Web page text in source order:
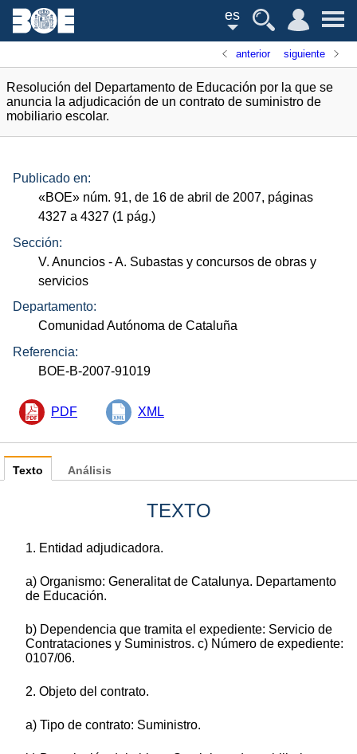
es
anterior siguiente
Resolución del Departamento de Educación por la que se
anuncia la adjudicación de un contrato de suministro de
mobiliario escolar.
Publicado en:
«BOE» núm. 91, de 16 de abril de 2007, páginas
4327 a 4327 (1 pág.)
Sección:
V. Anuncios - A. Subastas y concursos de obras y
servicios
Departamento:
Comunidad Autónoma de Cataluña
Referencia:
BOE-B-2007-91019
PDF XML
Texto
TEXTO
1. Entidad adjudicadora.
a) Organismo: Generalitat de Catalunya. Departamento
de Educación.
b) Dependencia que tramita el expediente: Servicio de
Contrataciones y Suministros. c) Número de expediente:
0107/06.
2. Objeto del contrato.
a) Tipo de contrato: Suministro.
Análisis